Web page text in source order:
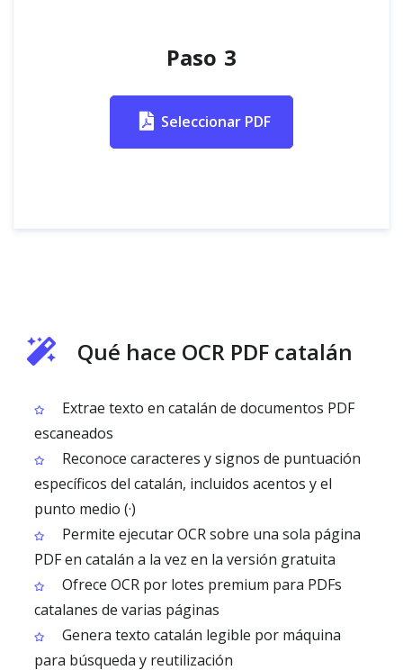
Paso 3
Seleccionar PDF
Qué hace OCR PDF catalán
Extrae texto en catalán de documentos PDF
escaneados
Reconoce caracteres y signos de puntuación
específicos del catalán, incluidos acentos y el
punto medio (·)
Permite ejecutar OCR sobre una sola página
PDF en catalán a la vez en la versión gratuita
Ofrece OCR por lotes premium para PDFs
catalanes de varias páginas
Genera texto catalán legible por máquina
para búsqueda y reutilización